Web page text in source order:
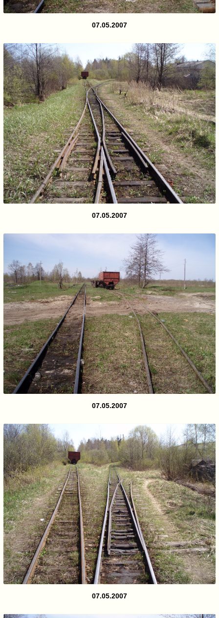
07.05.2007
07.05.2007
07.05.2007
07.05.2007